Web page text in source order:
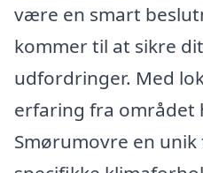
være en smart
kommer til at sikre
udfordringer. Med
erfaring fra området
Smørumovre en